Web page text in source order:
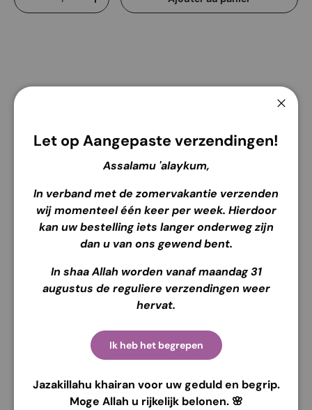
Diminuer la quantitéAugmenter la quantité
Voir les informations de la boutique
Envoi Retour
Détails
Matériel: Mousseline de soie
Motif de tissage : Cerutti
Couleur : Différentes couleurs disponibles
Let op Aangepaste verzendingen!
Assalamu 'alaykum,
In verband met de zomervakantie verzenden
wij momenteeléén keer per week. Hierdoor
kan uw bestelling iets langer onderweg zijn
dan u van ons gewend bent.
In shaa Allah worden vanaf maandag 31
augustus de reguliere verzendingen weer
hervat.
Ik heb het begrepen
Jazakillahu khairan voor uw geduld en begrip.
Moge Allah u rijkelijk belonen. 🌸